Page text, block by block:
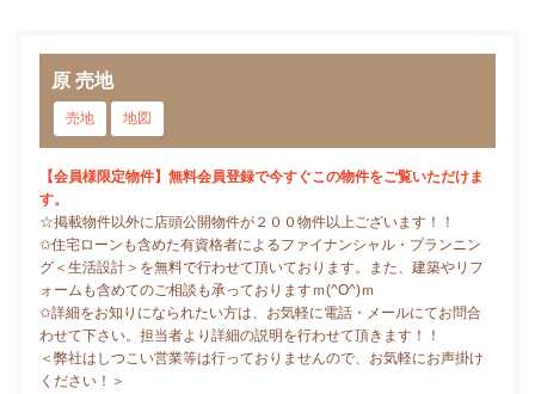
原 売地
売地 地図
【会員様限定物件】無料会員登録で今すぐこの物件をご覧いただけま
す。
☆掲載物件以外に店頭公開物件が２００物件以上ございます！！
✩住宅ローンも含めた有資格者によるファイナンシャル・プランニン
グ＜生活設計＞を無料で行わせて頂いております。また、建築やリフ
ォームも含めてのご相談も承っておりますｍ(^O^)ｍ
✩詳細をお知りになられたい方は、お気軽に電話・メールにてお問合
わせて下さい。担当者より詳細の説明を行わせて頂きます！！
＜弊社はしつこい営業等は行っておりませんので、お気軽にお声掛け
ください！＞